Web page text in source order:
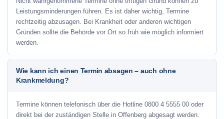
Leistungsminderungen führen. Es ist daher wichtig, Termine
rechtzeitig abzusagen. Bei Krankheit oder anderen wichtigen
Gründen sollte die Behörde vor Ort so früh wie möglich informiert
werden.
Wie kann ich einen Termin absagen – auch ohne
Krankmeldung?
Termine können telefonisch über die Hotline 0800 4 5555 00 oder
direkt bei der zuständigen Stelle in Offenberg abgesagt werden.